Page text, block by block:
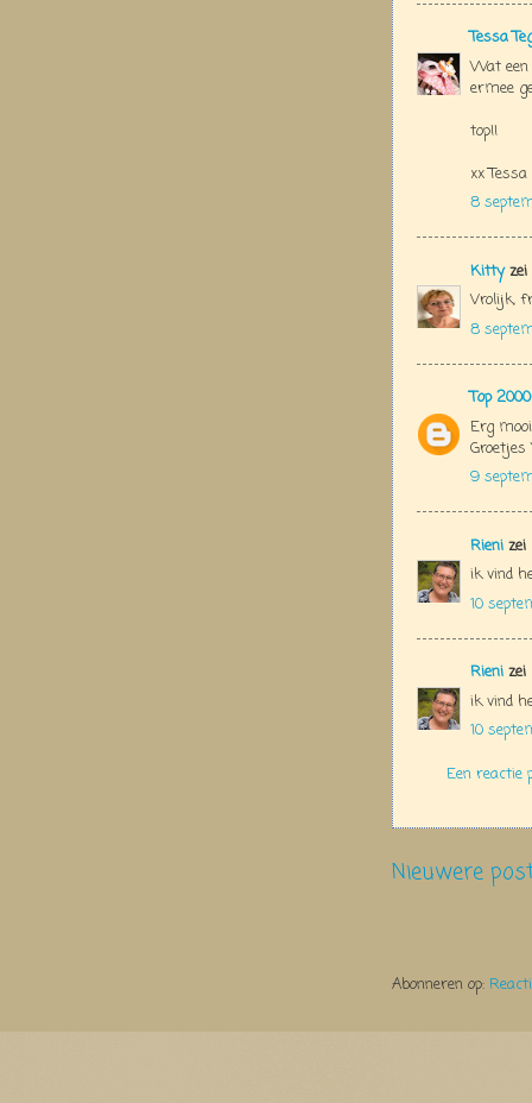
Tessa
Wat een
ermee
top!!
xx Tessa
8
Kittyzei
Vrolijk,
8
Top
Erg
Groetjes
9
Rieni zei
ik vind
10
Rieni zei
ik vind
10
Een reactie
Nieuwere
Abonneren op: